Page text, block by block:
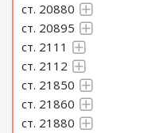
ст. 20880
ст. 20895
ст. 2111
ст. 2112
ст. 21850
ст. 21860
ст. 21880